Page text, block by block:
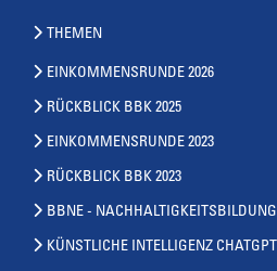
THEMEN
EINKOMMENSRUNDE 2026
RÜCKBLICK BBK 2025
EINKOMMENSRUNDE 2023
RÜCKBLICK BBK 2023
BBNE - NACHHALTIGKEITSBILDUNG
KÜNSTLICHE INTELLIGENZ CHATGPT